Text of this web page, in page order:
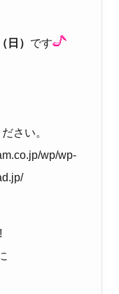
日） です
さい。
wp/wp-